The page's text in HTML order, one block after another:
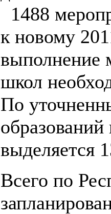
1488
к новому
выполнение
школ
По
выделяется
Всего по